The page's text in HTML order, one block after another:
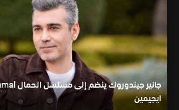
ايجيمين